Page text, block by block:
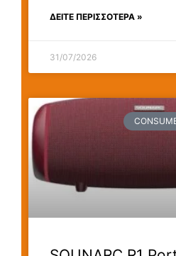
ΔΕΊΤΕ ΠΕΡΙΣΣΟΤΕΡΑ »
31/07/2026